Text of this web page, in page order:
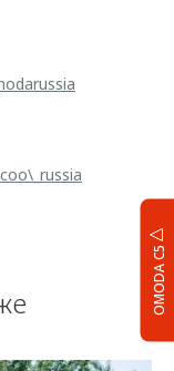
OMODA C5